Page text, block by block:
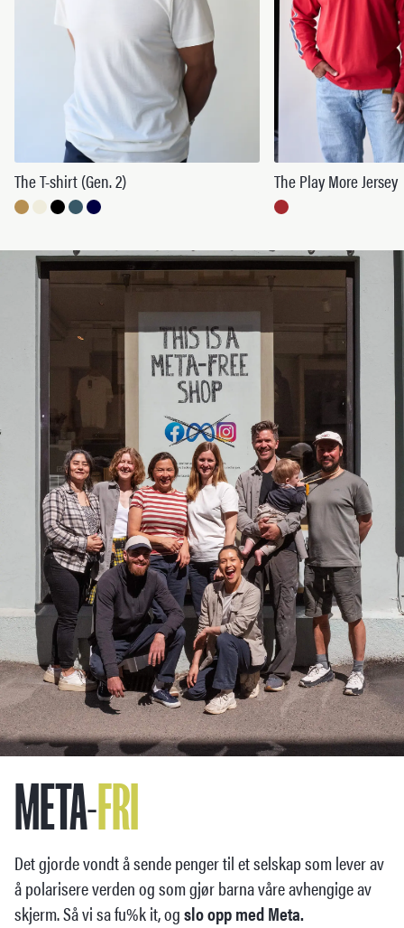
The T-shirt (Gen. 2) The Play More Jersey
META-FRI
Det gjorde vondt å sende penger til et selskap som lever av
å polarisere verden og som gjør barna våre avhengige av
skjerm. Så vi sa fu%k it, ogslo opp med Meta.